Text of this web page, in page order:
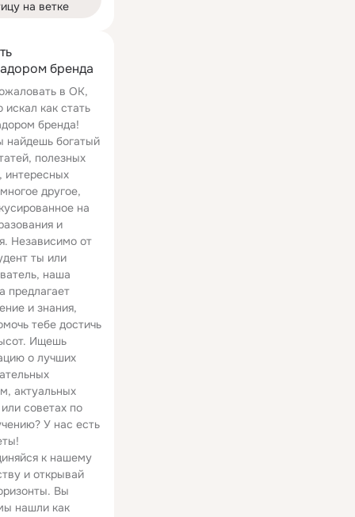
бренда
в ОК,
искал как стать
бренда!
найдешь богатый
полезных
интересных
другое,
на
и
Независимо от
ты или
наша
предлагает
и знания,
тебе достичь
Ищешь
о лучших
актуальных
советах по
У нас есть
к нашему
и открывай
Вы
нашли как
на ветке
00:51
Пенный очиститель двигателя DoctorWax DW5381S
54 просмотра